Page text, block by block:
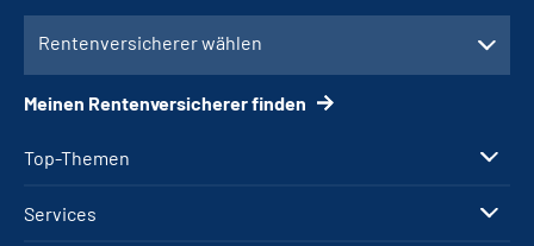
Top-Themen
Services
Rentenversicherer wählen
Meinen Rentenversicherer finden